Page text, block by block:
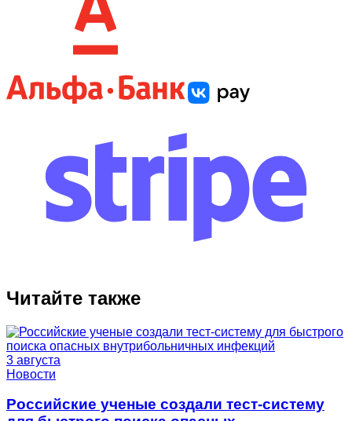
Читайте также
3 августа
Новости
Российские ученые создали тест‑систему